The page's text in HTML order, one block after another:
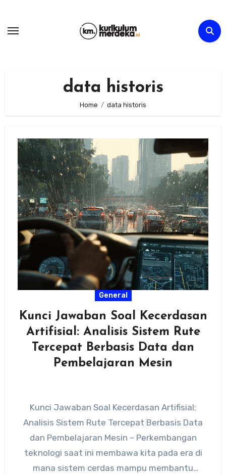
content
data historis
Home data historis
General
Kunci Jawaban Soal Kecerdasan
Artifisial: Analisis Sistem Rute
Tercepat Berbasis Data dan
Pembelajaran Mesin
Kunci Jawaban Soal Kecerdasan Artifisial:
Analisis Sistem Rute Tercepat Berbasis Data
dan Pembelajaran Mesin – Perkembangan
teknologi saat ini membawa kita pada era di
mana sistem cerdas mampu membantu